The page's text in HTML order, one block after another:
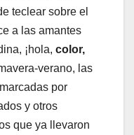
teclear sobre el
a las amantes
¡hola, color,
verano, las
por
y otros
que ya llevaron